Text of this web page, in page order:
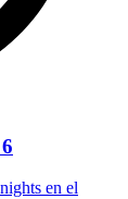
en el